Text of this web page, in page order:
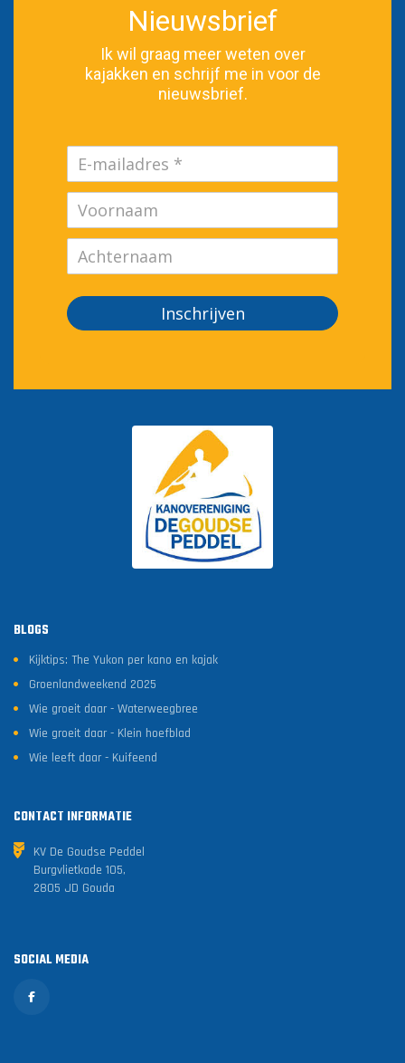
Nieuwsbrief
Ik wil graag meer weten over
kajakken en schrijf me in voor de
nieuwsbrief.
Inschrijven
BLOGS
Kijktips: The Yukon per kano en kajak
Groenlandweekend 2025
Wie groeit daar - Waterweegbree
Wie groeit daar - Klein hoefblad
Wie leeft daar - Kuifeend
CONTACT INFORMATIE
KV De Goudse Peddel
Burgvlietkade 105,
2805 JD Gouda
SOCIAL MEDIA